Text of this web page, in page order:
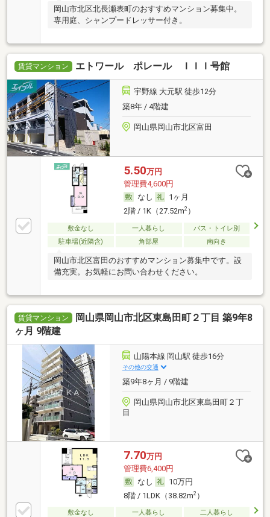
岡山市北区北長瀬表町のおすすめマンション募集中。
専用庭、シャンプードレッサー付き。
賃貸マンション エトワール ポレール ＩＩＩ号館
宇野線 大元駅 徒歩12分
築8年 / 4階建
岡山県岡山市北区富田
5.50万円
管理費4,600円
なし
1ヶ月
2階 / 1K（27.52m2）
敷金なし 一人暮らし
バス・トイレ別
駐車場(近隣含)
角部屋 南向き
岡山市北区富田のおすすめマンション募集中です。設
備充実。お気軽にお問い合わせください。
賃貸マンション
岡山県岡山市北区東島田町２丁目 築9年8
ヶ月 9階建
山陽本線 岡山駅 徒歩16分
その他の交通
築9年8ヶ月 / 9階建
岡山県岡山市北区東島田町２丁
目
7.70万円
管理費6,400円
なし
10万円
8階 / 1LDK（38.82m2）
敷金なし 一人暮らし
二人暮らし